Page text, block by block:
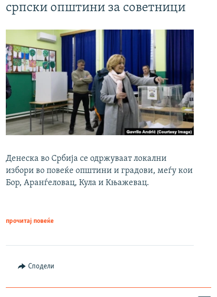
српски општини за советници
Денеска во Србија се одржуваат локални
избори во повеќе општини и градови, меѓу кои
Бор, Аранѓеловац, Кула и Књажевац.
прочитај повеќе
Сподели